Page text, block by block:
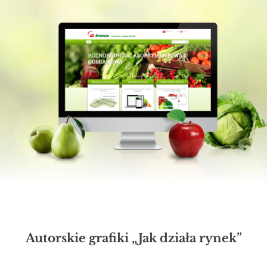
Autorskie grafiki „Jak działa rynek”